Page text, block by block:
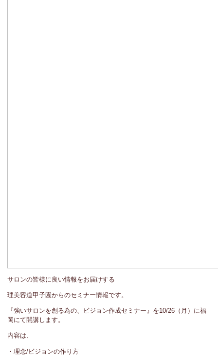
サロンの皆様に良い情報をお届けする
理美容道甲子園からのセミナー情報です。
『強いサロンを創る為の、ビジョン作成セミナー』を10/26（月）に福
岡にて開講します。
内容は、
・理念/ビジョンの作り方